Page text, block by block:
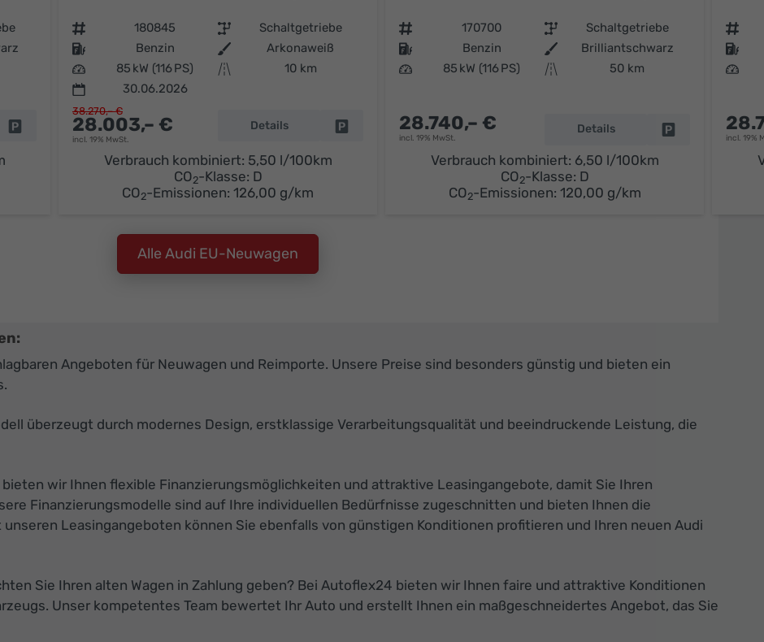
Fahrzeug parken
Fahrzeugnr. 180845 Getriebe
Schaltgetriebe
Kraftstoff
Benzin Außenfarbe
Arkonaweiß
Leistung
85 kW (116 PS) Kilometerstand
10 km
30.06.2026
28.003,– €
incl. 19% MwSt.
38.270,– €
Details Fahrzeug parken
Verbrauch kombiniert: 5,50 l/100km
CO2-Klasse: D
CO2-Emissionen: 126,00 g/km
Fahrzeugnr. 170700 Getriebe
Schaltgetriebe
Kraftstoff
Benzin Außenfarbe
Brilliantschwarz
Leistung
85 kW (116 PS) Kilometerstand 50 km
28.740,– €
incl. 19% MwSt.
Details Fahrzeug parken
Verbrauch kombiniert: 6,50 l/100km
CO2-Klasse: D
CO2-Emissionen: 120,00 g/km
Fahrzeugnr.
Kraftstoff
Leistung
incl. 19%
Alle Audi EU-Neuwagen
Angeboten für Neuwagen und Reimporte. Unsere Preise sind besonders günstig und bieten ein
überzeugt durch modernes Design, erstklassige Verarbeitungsqualität und beeindruckende Leistung, die
wir Ihnen flexible Finanzierungsmöglichkeiten und attraktive Leasingangebote, damit Sie Ihren
Finanzierungsmodelle sind auf Ihre individuellen Bedürfnisse zugeschnitten und bieten Ihnen die
Leasingangeboten können Sie ebenfalls von günstigen Konditionen profitieren und Ihren neuen Audi
Sie Ihren alten Wagen in Zahlung geben? Bei Autoflex24 bieten wir Ihnen faire und attraktive Konditionen
Unser kompetentes Team bewertet Ihr Auto und erstellt Ihnen ein maßgeschneidertes Angebot, das Sie